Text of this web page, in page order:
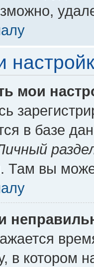
мои
в базе
Там вы
в котором